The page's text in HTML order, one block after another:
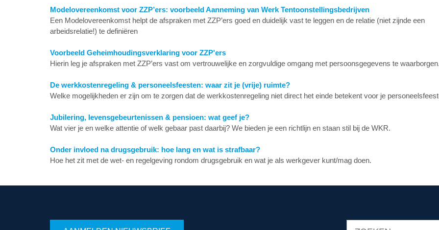
Modelovereenkomst voor ZZP’ers: voorbeeld Aanneming van Werk Tentoonstellingsbedrijven
Een Modelovereenkomst helpt de afspraken met ZZP’ers goed en duidelijk vast te leggen en de relatie (niet zijnde een
arbeidsrelatie!) te definiëren
Voorbeeld Geheimhoudingsverklaring voor ZZP'ers
Hierin leg je afspraken met ZZP’ers vast om vertrouwelijke en zorgvuldige omgang met persoonsgegevens te
De werkkostenregeling & personeelsfeesten: waar zit je (vrije) ruimte?
Welke mogelijkheden er zijn om te zorgen dat de werkkostenregeling niet direct het einde betekent voor je
Jubilering, levensgebeurtenissen & pensioen: wat geef je?
Wat vier je en welke attentie of welk gebaar past daarbij? We bieden je een richtlijn en staan stil bij de WKR.
Onder invloed na drugsgebruik: hoe lang en wat is strafbaar?
Hoe het zit met de wet- en regelgeving rondom drugsgebruik en wat je als werkgever kunt/mag doen.